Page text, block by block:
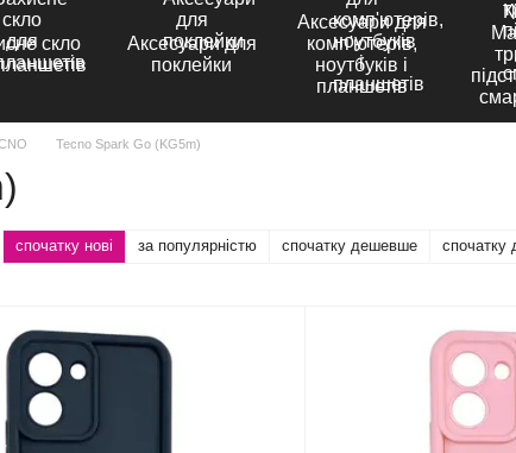
скло
Аксесуари для
поклейки
Аксесуари для
комп'ютерів,
ноутбуків і
планшетів
Tecno Spark Go (KG5m)
спочатку нові за популярністю спочатку дешевше спочатку